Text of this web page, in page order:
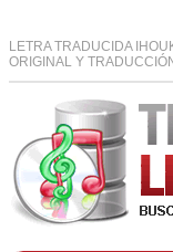
LETRA TRADUCIDA
ORIGINAL Y